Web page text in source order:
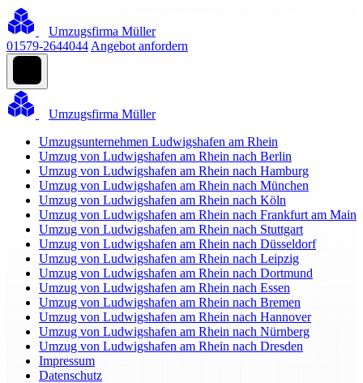
Umzugsfirma Müller
01579-2644044 Angebot anfordern
Umzugsfirma Müller
Umzugsunternehmen Ludwigshafen am Rhein
Umzug von Ludwigshafen am Rhein nach Berlin
Umzug von Ludwigshafen am Rhein nach Hamburg
Umzug von Ludwigshafen am Rhein nach München
Umzug von Ludwigshafen am Rhein nach Köln
Umzug von Ludwigshafen am Rhein nach Frankfurt am Main
Umzug von Ludwigshafen am Rhein nach Stuttgart
Umzug von Ludwigshafen am Rhein nach Düsseldorf
Umzug von Ludwigshafen am Rhein nach Leipzig
Umzug von Ludwigshafen am Rhein nach Dortmund
Umzug von Ludwigshafen am Rhein nach Essen
Umzug von Ludwigshafen am Rhein nach Bremen
Umzug von Ludwigshafen am Rhein nach Hannover
Umzug von Ludwigshafen am Rhein nach Nürnberg
Umzug von Ludwigshafen am Rhein nach Dresden
Impressum
Datenschutz